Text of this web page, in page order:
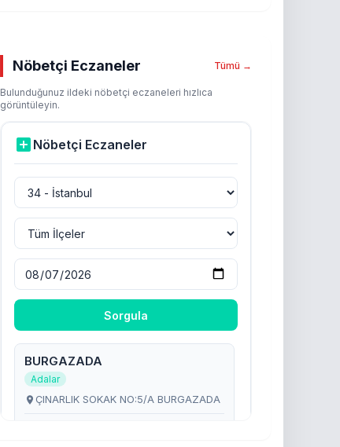
Nöbetçi Eczaneler Tümü →
Bulunduğunuz ildeki nöbetçi eczaneleri hızlıca
görüntüleyin.